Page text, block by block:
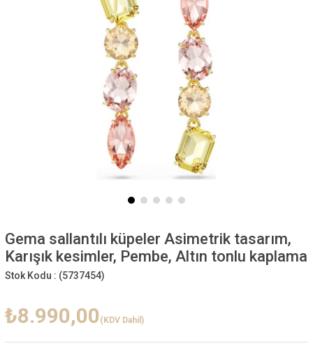
Gema sallantılı küpeler Asimetrik tasarım,
Karışık kesimler, Pembe, Altın tonlu kaplama
Stok Kodu : (5737454)
₺8.990,00 (KDV Dahil)